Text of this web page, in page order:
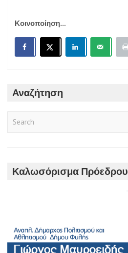
Κοινοποίηση...
Αναζήτηση
r
Καλωσόρισμα Πρόεδρου